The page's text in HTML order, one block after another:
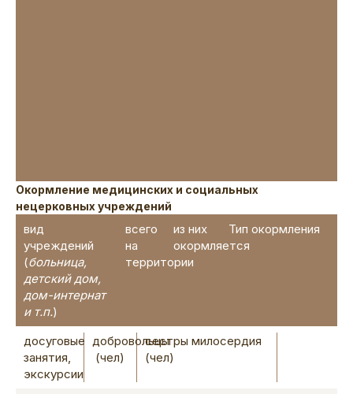
Окормление медицинских и социальных
нецерковных учреждений
вид
учреждений
(больница,
детский дом,
дом-интернат
и т.п.)
всего
на
территории
из них
окормляется
Тип окормления
досуговые
занятия,
экскурсии
добровольцы
(чел)
сестры милосердия
(чел)